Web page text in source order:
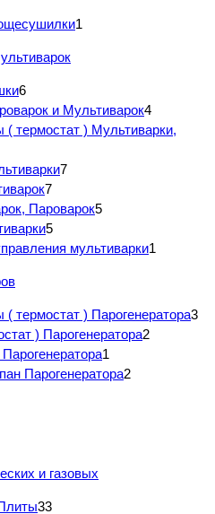
1
6
и Мультиварок4
( термостат ) Мультиварки,
7
7
Пароварок5
5
мультиварки1
( термостат ) Парогенератора3
) Парогенератора2
1
Парогенератора2
и газовых
33